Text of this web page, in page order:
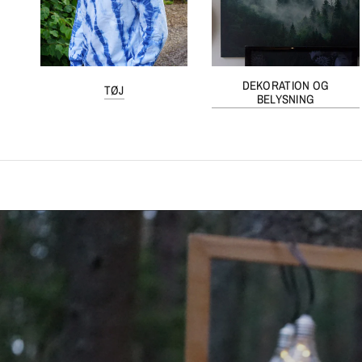
TØJ
DEKORATION OG
BELYSNING